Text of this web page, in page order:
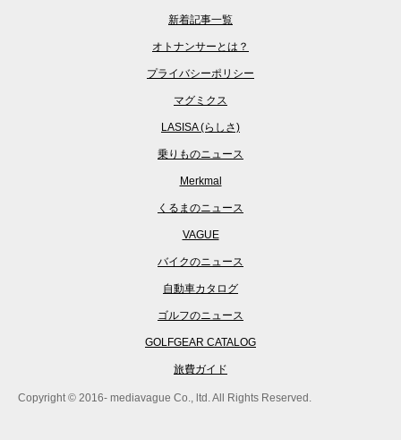
新着記事一覧
オトナンサーとは？
プライバシーポリシー
マグミクス
LASISA (らしさ)
乗りものニュース
Merkmal
くるまのニュース
VAGUE
バイクのニュース
自動車カタログ
ゴルフのニュース
GOLFGEAR CATALOG
旅費ガイド
Copyright © 2016- mediavague Co., ltd. All Rights Reserved.